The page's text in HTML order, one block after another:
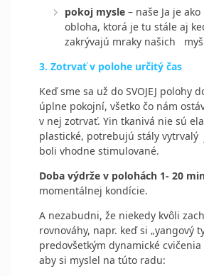
pokoj mysle – naše Ja je
obloha, ktorá je tu stále aj
zakrývajú mraky našich
3. Zotrvať v polohe určitý čas
Keď sme sa už do SVOJEJ polohy
úplne pokojní, všetko čo nám
v nej zotrvať. Yin tkanivá nie sú
plastické, potrebujú stály vytrvalý
boli vhodne stimulované.
Doba výdrže v polohách 1- 20
momentálnej kondície.
A nezabudni, že niekedy kvôli
rovnováhy, napr. keď si „yangový
predovšetkým dynamické cvičenia
aby si myslel na túto radu: